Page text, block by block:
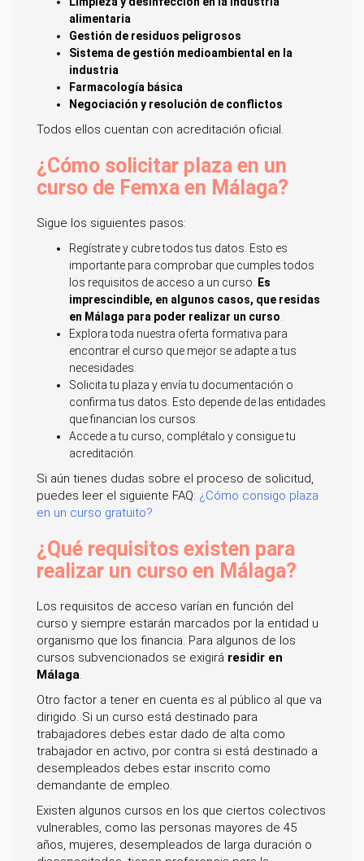
alimentaria
Gestión de residuos peligrosos
Sistema de gestión medioambiental en la
industria
Farmacología básica
Negociación y resolución de conflictos
Todos ellos cuentan con acreditación oficial.
¿Cómo solicitar plaza en un
curso de Femxa en Málaga?
Sigue los siguientes pasos:
Regístrate y cubre todos tus datos. Esto es
importante para comprobar que cumples todos
los requisitos de acceso a un curso.
Es
imprescindible, en algunos casos, que residas
en Málaga para poder realizar un curso
Explora toda nuestra oferta formativa para
encontrar el curso que mejor se adapte a tus
necesidades.
Solicita tu plaza y envía tu documentación o
confirma tus datos. Esto depende de las entidades
que financian los cursos.
Accede a tu curso, complétalo y consigue tu
acreditación.
Si aún tienes dudas sobre el proceso de solicitud,
puedes leer el siguiente FAQ: ¿Cómo consigo plaza
en un curso gratuito?
¿Qué requisitos existen para
realizar un curso en Málaga?
Los requisitos de acceso varían en función del
curso y siempre estarán marcados por la entidad u
organismo que los financia. Para algunos de los
cursos subvencionados se exigirá residir en
Málaga.
Otro factor a tener en cuenta es al público al que va
dirigido. Si un curso está destinado para
trabajadores debes estar dado de alta como
trabajador en activo, por contra si está destinado a
desempleados debes estar inscrito como
demandante de empleo.
Existen algunos cursos en los que ciertos colectivos
vulnerables, como las personas mayores de 45
años, mujeres, desempleados de larga duración o